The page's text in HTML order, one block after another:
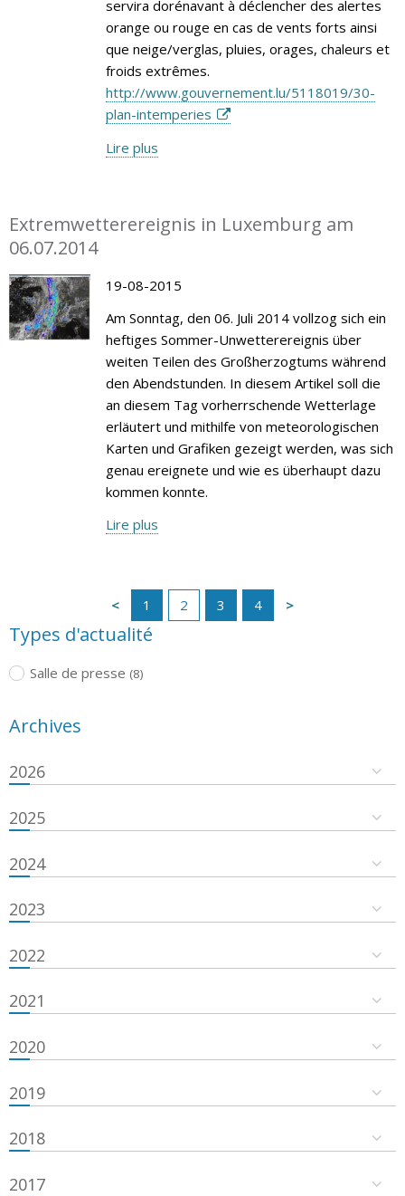
servira dorénavant à déclencher des alertes
orange ou rouge en cas de vents forts ainsi
que neige/verglas, pluies, orages, chaleurs et
froids extrêmes.
http://www.gouvernement.lu/5118019/30-
plan-intemperies
Lire plus
Extremwetterereignis in Luxemburg am
06.07.2014
19-08-2015
Am Sonntag, den 06. Juli 2014 vollzog sich ein
heftiges Sommer-Unwetterereignis über
weiten Teilen des Großherzogtums während
den Abendstunden. In diesem Artikel soll die
an diesem Tag vorherrschende Wetterlage
erläutert und mithilfe von meteorologischen
Karten und Grafiken gezeigt werden, was sich
genau ereignete und wie es überhaupt dazu
kommen konnte.
Lire plus
1 2 3 4
Types d'actualité
Salle de presse (8)
Archives
2026
2025
2024
2023
2022
2021
2020
2019
2018
2017